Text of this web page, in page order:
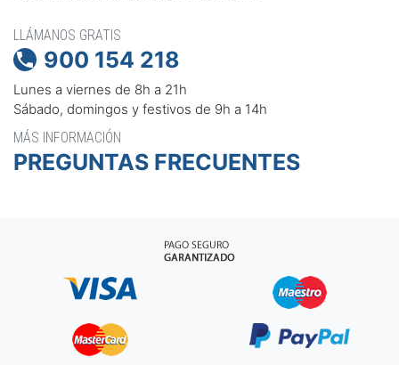
LLÁMANOS GRATIS
 900 154 218
Lunes a viernes de 8h a 21h
Sábado, domingos y festivos de 9h a 14h
MÁS INFORMACIÓN
PREGUNTAS FRECUENTES